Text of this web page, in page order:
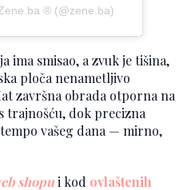
®️ (@zene.ba)
ima smisao, a zvuk je tišina,
ploča nenametljivo
završna obrada otporna na
trajnošću, dok precizna
vašeg dana — mirno,
shopui kod ovlaštenih